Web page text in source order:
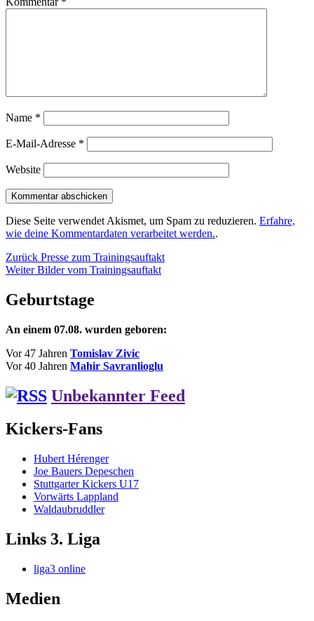
Name *
E-Mail-Adresse *
Website
Diese Seite verwendet Akismet, um Spam zu reduzieren. Erfahre,
wie deine Kommentardaten verarbeitet werden..
Beitragsnavigation
Zurück Vorheriger
Beitrag:
Presse zum Trainingsauftakt
Weiter Nächster
Bilder vom Trainingsauftakt
Geburtstage
An einem 07.08. wurden geboren:
Vor 47 Jahren Tomislav Zivic
Vor 40 Jahren Mahir Savranlioglu
Unbekannter Feed
Kickers-Fans
Hubert Hérenger
Joe Bauers Depeschen
Stuttgarter Kickers U17
Vorwärts Lappland
Waldaubruddler
Links 3. Liga
liga3 online
Medien